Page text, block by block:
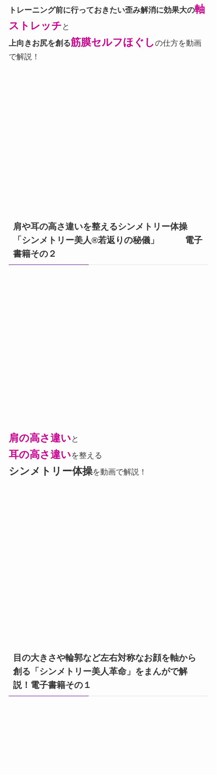
トレーニング前に行っておきたい歪み解消に効果大の軸
ストレッチと
上向きお尻を創る筋膜セルフほぐしの仕方を動画
で解説！
肩や耳の高さ違いを整えるシンメトリー体操
「シンメトリー美人®若返りの秘儀」 電子
書籍その２
肩の高さ違いと
耳の高さ違いを整える
シンメトリー体操を動画で解説！
目の大きさや輪郭など左右対称なお顔を軸から
創る「シンメトリー美人革命」をまんがで解
説！電子書籍その１